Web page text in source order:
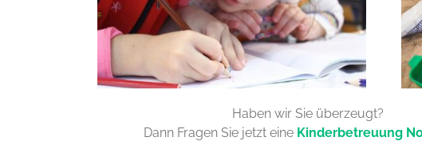
Haben wir Sie überzeugt?
Dann Fragen Sie jetzt eine Kinderbetreuung